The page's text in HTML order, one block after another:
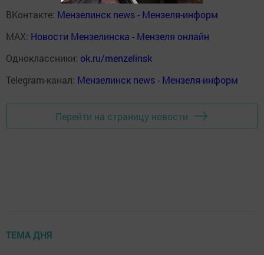
ВКонтакте: Мензелинск news - Мензеля-информ
MAX: Новости Мензелинска - Мензеля онлайн
Одноклассники: ok.ru/menzelinsk
Telegram-канал: Мензелинск news - Мензеля-информ
Перейти на страницу новости
ТЕМА ДНЯ